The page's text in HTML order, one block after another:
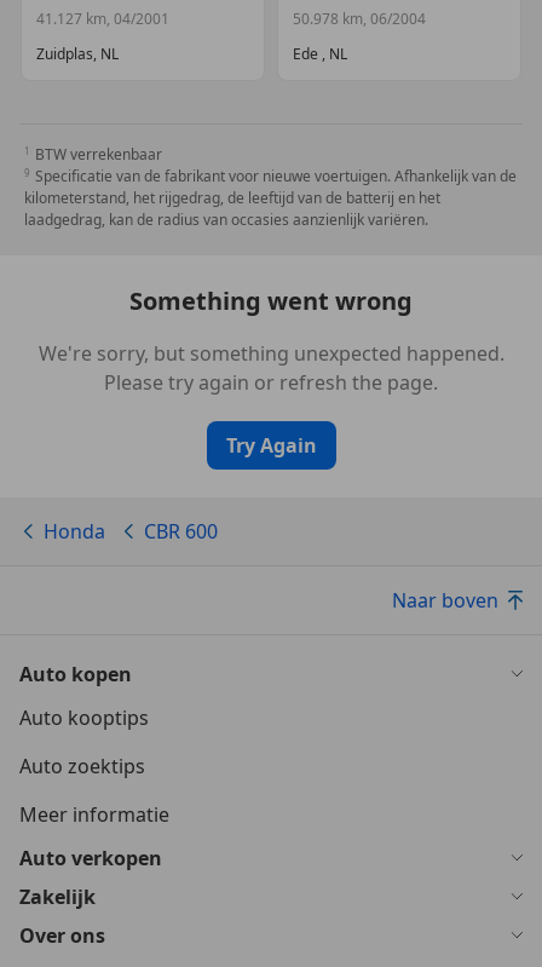
41.127 km, 04/2001
Zuidplas, NL
50.978 km, 06/2004
Ede , NL
BTW verrekenbaar
Specificatie van de fabrikant voor nieuwe voertuigen. Afhankelijk van de
kilometerstand, het rijgedrag, de leeftijd van de batterij en het
laadgedrag, kan de radius van occasies aanzienlijk variëren.
Something went wrong
We're sorry, but something unexpected happened.
Please try again or refresh the page.
Try Again
Honda CBR 600
Naar boven
Auto kopen
Auto kooptips
Auto zoektips
Meer informatie
Auto verkopen
Zakelijk
Over ons